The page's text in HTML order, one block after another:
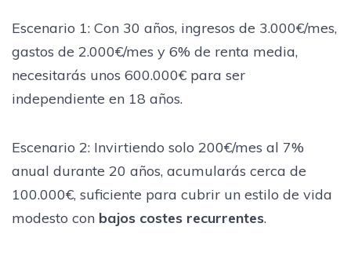
Escenario 1: Con 30 años, ingresos de 3.000€/mes,
gastos de 2.000€/mes y 6% de renta media,
necesitarás unos 600.000€ para ser
independiente en 18 años.
Escenario 2: Invirtiendo solo 200€/mes al 7%
anual durante 20 años, acumularás cerca de
100.000€, suficiente para cubrir un estilo de vida
modesto con bajos costes recurrentes.